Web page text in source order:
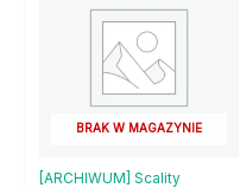
BRAK W MAGAZYNIE
[ARCHIWUM] Scality